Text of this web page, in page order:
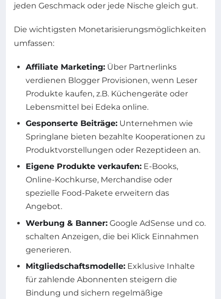
jeden Geschmack oder jede Nische gleich gut.
Die wichtigsten Monetarisierungsmöglichkeiten
umfassen:
Affiliate Marketing: Über Partnerlinks
verdienen Blogger Provisionen, wenn Leser
Produkte kaufen, z.B. Küchengeräte oder
Lebensmittel bei Edeka online.
Gesponserte Beiträge: Unternehmen wie
Springlane bieten bezahlte Kooperationen zu
Produktvorstellungen oder Rezeptideen an.
Eigene Produkte verkaufen: E-Books,
Online-Kochkurse, Merchandise oder
spezielle Food-Pakete erweitern das
Angebot.
Werbung & Banner: Google AdSense und co.
schalten Anzeigen, die bei Klick Einnahmen
generieren.
Mitgliedschaftsmodelle: Exklusive Inhalte
für zahlende Abonnenten steigern die
Bindung und sichern regelmäßige